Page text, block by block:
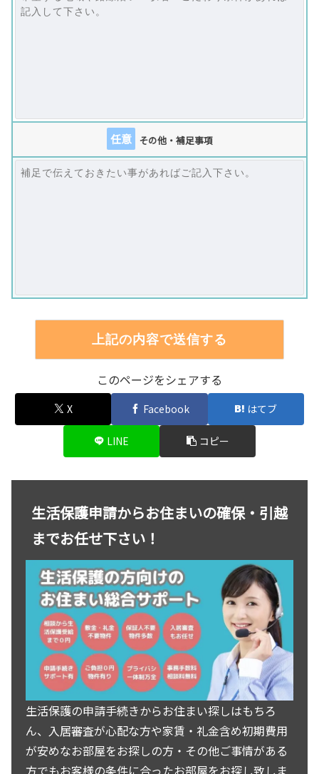
任意 その他・補足事項
このページをシェアする
X Facebook はてブ
LINE コピー
生活保護申請からお住まいの確保・引越
までお任せ下さい！
生活保護の申請手続きからお住まい探しはもちろ
ん、入居審査が心配な方や家賃・礼金含め初期費用
が安めなお部屋をお探しの方・その他ご事情がある
方でもお客様の条件に合ったお部屋をお探し致しま